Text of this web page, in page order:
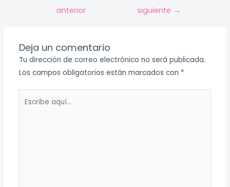
anterior
siguiente →
Deja un comentario
Tu dirección de correo electrónico no será publicada.
Los campos obligatorios están marcados con *